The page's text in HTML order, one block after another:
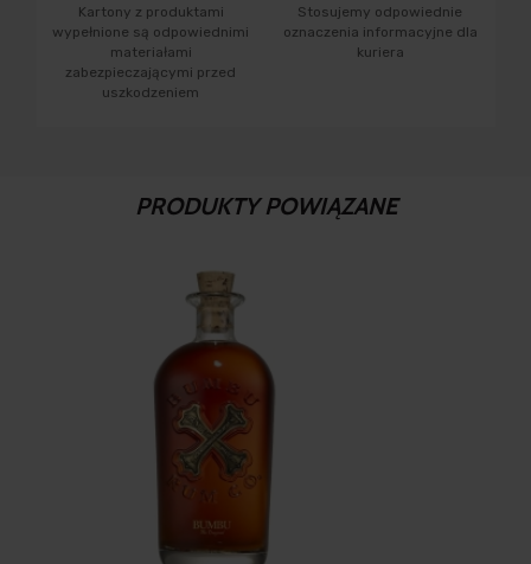
Kartony z produktami
wypełnione są odpowiednimi
materiałami
zabezpieczającymi przed
uszkodzeniem
Stosujemy odpowiednie
oznaczenia informacyjne dla
kuriera
PRODUKTY POWIĄZANE